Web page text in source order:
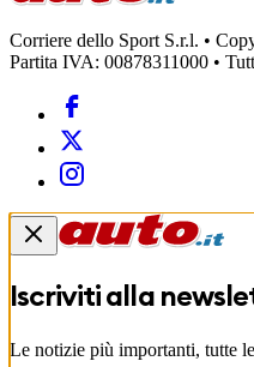
Corriere dello Sport S.r.l. •
Partita IVA: 00878311000 •
Iscriviti alla
Le notizie più importanti, tutte